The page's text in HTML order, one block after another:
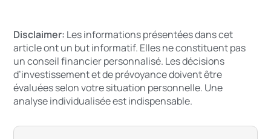
Disclaimer: Les informations présentées dans cet
article ont un but informatif. Elles ne constituent pas
un conseil financier personnalisé. Les décisions
d’investissement et de prévoyance doivent être
évaluées selon votre situation personnelle. Une
analyse individualisée est indispensable.